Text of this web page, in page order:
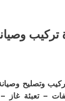
تركيب
وتصليح
– تعبئة غاز